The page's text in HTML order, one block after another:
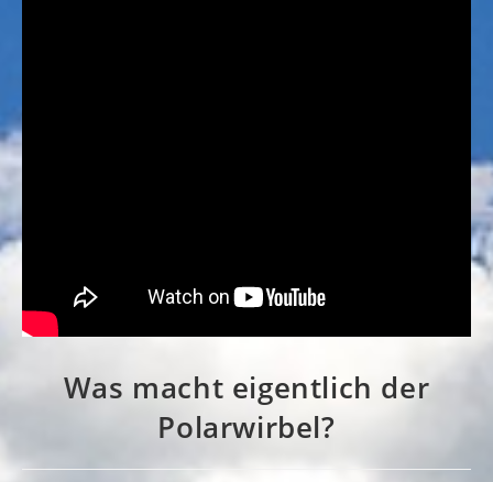
Was macht eigentlich der
Polarwirbel?